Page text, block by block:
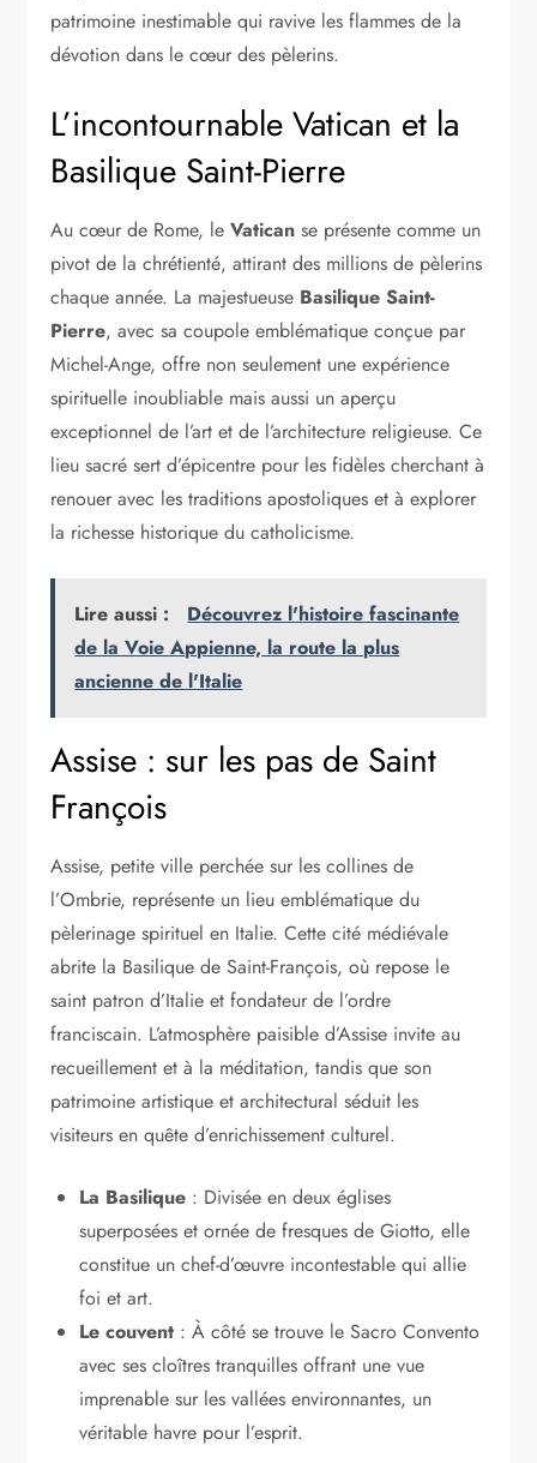
patrimoine inestimable qui ravive les flammes de la
dévotion dans le cœur des pèlerins.
L’incontournable Vatican et la
Basilique Saint-Pierre
Au cœur de Rome, leVatican se présente comme un
pivot de la chrétienté, attirant des millions de pèlerins
chaque année. La majestueuse Basilique Saint-
Pierre, avec sa coupole emblématique conçue par
Michel-Ange, offre non seulement une expérience
spirituelle inoubliable mais aussi un aperçu
exceptionnel de l’art et de l’architecture religieuse. Ce
lieu sacré sert d’épicentre pour les fidèles cherchant à
renouer avec les traditions apostoliques et à explorer
la richesse historique du catholicisme.
Lire aussi :
Découvrez l'histoire fascinante
de la Voie Appienne, la route la plus
ancienne de l'Italie
Assise : sur les pas de Saint
François
Assise, petite ville perchée sur les collines de
l’Ombrie, représente un lieu emblématique du
pèlerinage spirituel en Italie. Cette cité médiévale
abrite la Basilique de Saint-François, où repose le
saint patron d’Italie et fondateur de l’ordre
franciscain. L’atmosphère paisible d’Assise invite au
recueillement et à la méditation, tandis que son
patrimoine artistique et architectural séduit les
visiteurs en quête d’enrichissement culturel.
La Basilique : Divisée en deux églises
superposées et ornée de fresques de Giotto, elle
constitue un chef-d’œuvre incontestable qui allie
foi et art.
Le couvent : À côté se trouve le Sacro Convento
avec ses cloîtres tranquilles offrant une vue
imprenable sur les vallées environnantes, un
véritable havre pour l’esprit.